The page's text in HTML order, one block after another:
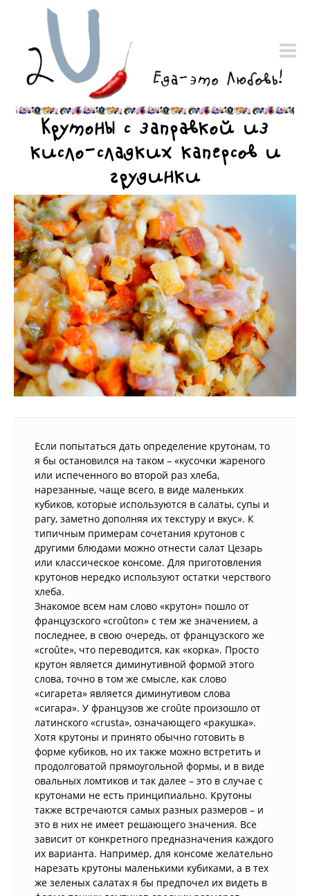
Крутоны с заправкой из
кисло-сладких каперсов и
грудинки
Если попытаться дать определение крутонам, то
я бы остановился на таком – «кусочки жареного
или испеченного во второй раз хлеба,
нарезанные, чаще всего, в виде маленьких
кубиков, которые используются в салаты, супы и
рагу, заметно дополняя их текстуру и вкус». К
типичным примерам сочетания крутонов с
другими блюдами можно отнести салат Цезарь
или классическое консоме. Для приготовления
крутонов нередко используют остатки черствого
хлеба.
Знакомое всем нам слово «крутон» пошло от
французского «croûton» с тем же значением, а
последнее, в свою очередь, от французского же
«croûte», что переводится, как «корка». Просто
крутон является диминутивной формой этого
слова, точно в том же смысле, как слово
«сигарета» является диминутивом слова
«сигара». У французов же croûte произошло от
латинского «crusta», означающего «ракушка».
Хотя крутоны и принято обычно готовить в
форме кубиков, но их также можно встретить и
продолговатой прямоугольной формы, и в виде
овальных ломтиков и так далее – это в случае с
крутонами не есть принципиально. Крутоны
также встречаются самых разных размеров – и
это в них не имеет решающего значения. Все
зависит от конкретного предназначения каждого
их варианта. Например, для консоме желательно
нарезать крутоны маленькими кубиками, а в тех
же зеленых салатах я бы предпочел их видеть в